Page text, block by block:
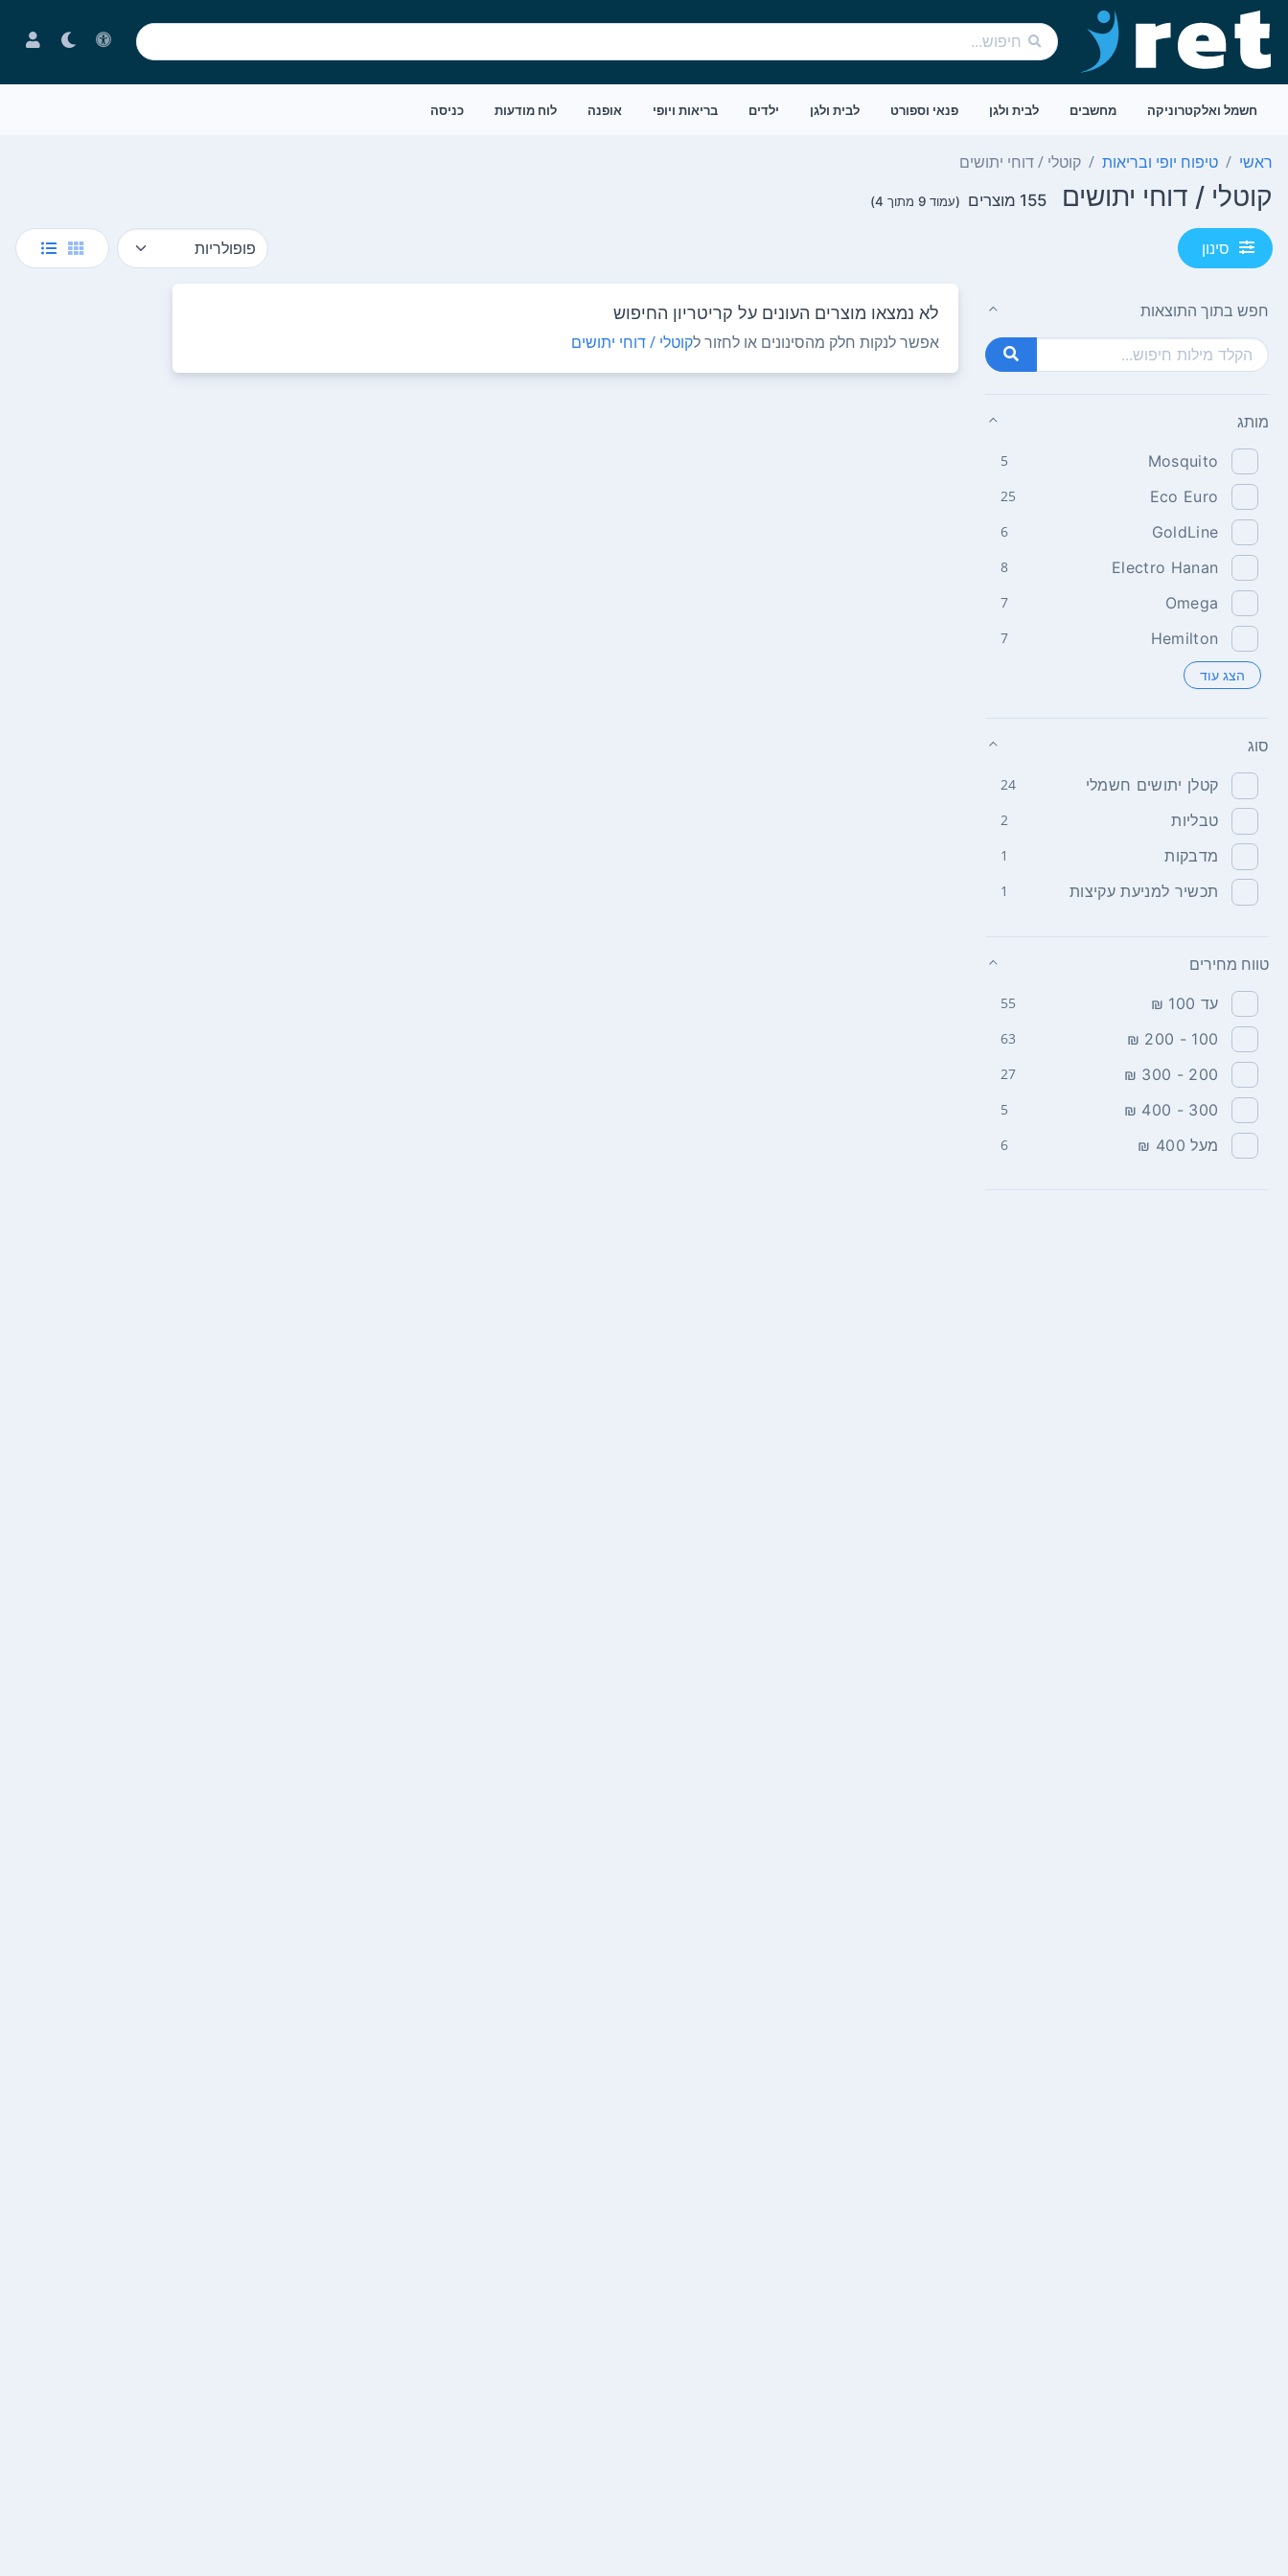
חשמל ואלקטרוניקה מחשבים לבית ולגן פנאי וספורט לבית ולגן ילדים בריאות ויופי אופנה לוח מודעות כניסה
ראשי טיפוח יופי ובריאות קוטלי / דוחי יתושים
קוטלי / דוחי יתושים 155 מוצרים (עמוד 9 מתוך 4)
סינון
חפש בתוך התוצאות
מותג
Mosquito
5
Eco Euro
25
GoldLine
6
Electro Hanan
8
Omega
7
Hemilton
7
הצג עוד
סוג
קטלן יתושים חשמלי 24
טבליות 2
מדבקות 1
תכשיר למניעת עקיצות 1
טווח מחירים
עד 100 ₪ 55
100 - 200 ₪
63
200 - 300 ₪
27
300 - 400 ₪
5
מעל 400 ₪ 6
לא נמצאו מוצרים העונים על קריטריון החיפוש
אפשר לנקות חלק מהסינונים או לחזור לקוטלי / דוחי יתושים